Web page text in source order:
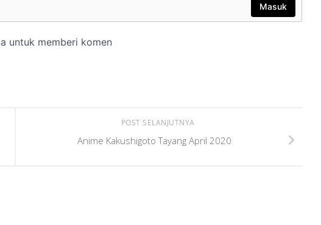
POST SELANJUTNYA
Anime Kakushigoto Tayang April 2020